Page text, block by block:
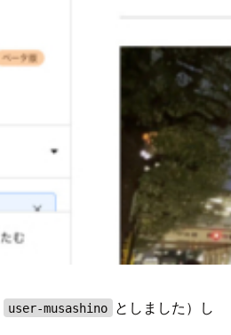
user-musashino
としました）し